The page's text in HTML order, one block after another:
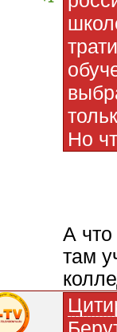
Но
А что
там